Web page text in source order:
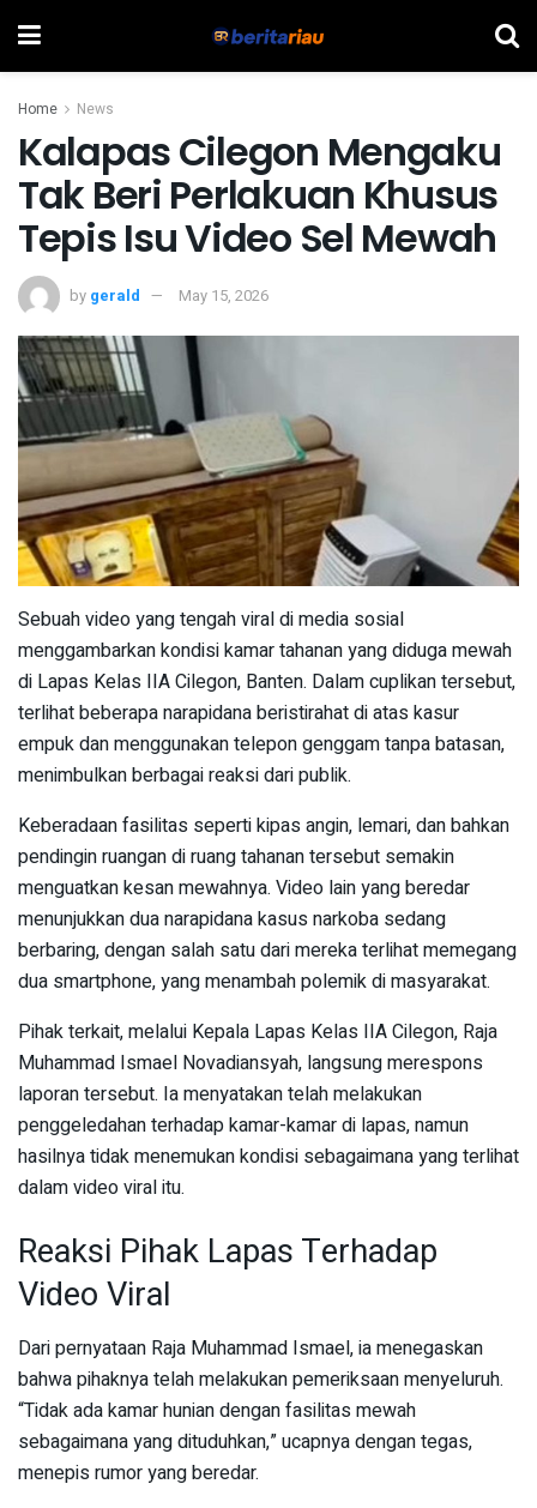
Home News
Kalapas Cilegon Mengaku
Tak Beri Perlakuan Khusus
Tepis Isu Video Sel Mewah
by gerald May 15, 2026
Sebuah video yang tengah viral di media sosial
menggambarkan kondisi kamar tahanan yang diduga mewah
di Lapas Kelas IIA Cilegon, Banten. Dalam cuplikan tersebut,
terlihat beberapa narapidana beristirahat di atas kasur
empuk dan menggunakan telepon genggam tanpa batasan,
menimbulkan berbagai reaksi dari publik.
Keberadaan fasilitas seperti kipas angin, lemari, dan bahkan
pendingin ruangan di ruang tahanan tersebut semakin
menguatkan kesan mewahnya. Video lain yang beredar
menunjukkan dua narapidana kasus narkoba sedang
berbaring, dengan salah satu dari mereka terlihat memegang
dua smartphone, yang menambah polemik di masyarakat.
Pihak terkait, melalui Kepala Lapas Kelas IIA Cilegon, Raja
Muhammad Ismael Novadiansyah, langsung merespons
laporan tersebut. Ia menyatakan telah melakukan
penggeledahan terhadap kamar-kamar di lapas, namun
hasilnya tidak menemukan kondisi sebagaimana yang terlihat
dalam video viral itu.
Reaksi Pihak Lapas Terhadap
Video Viral
Dari pernyataan Raja Muhammad Ismael, ia menegaskan
bahwa pihaknya telah melakukan pemeriksaan menyeluruh.
“Tidak ada kamar hunian dengan fasilitas mewah
sebagaimana yang dituduhkan,” ucapnya dengan tegas,
menepis rumor yang beredar.